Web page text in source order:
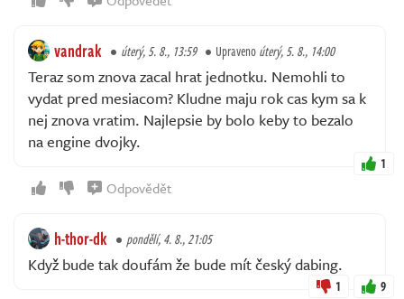
vandrak úterý, 5. 8., 13:59 Upravenoúterý, 5. 8., 14:00
Teraz som znova zacal hrat jednotku. Nemohli to
vydat pred mesiacom? Kludne maju rok cas kym sa k
nej znova vratim. Najlepsie by bolo keby to bezalo
na engine dvojky.
1
Odpovědět
h-thor-dk pondělí, 4. 8., 21:05
Když bude tak doufám že bude mít český dabing.
1 9